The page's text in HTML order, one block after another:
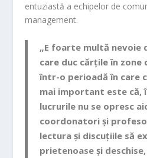
entuziastă a echipelor de
management.
„E foarte multă nevoie
care duc cărțile în zone
într-o perioadă în care
mai important este că,
lucrurile nu se opresc
coordonatori și
lectura și discuțiile să
prietenoase și